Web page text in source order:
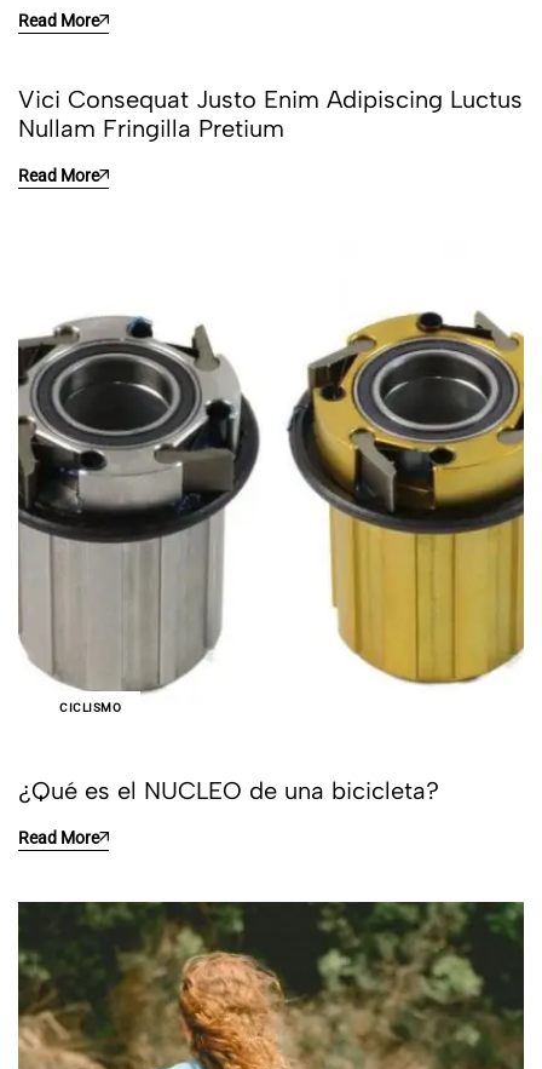
Read More
Vici Consequat Justo Enim Adipiscing Luctus
Nullam Fringilla Pretium
Read More
CICLISMO
¿Qué es el NUCLEO de una bicicleta?
Read More